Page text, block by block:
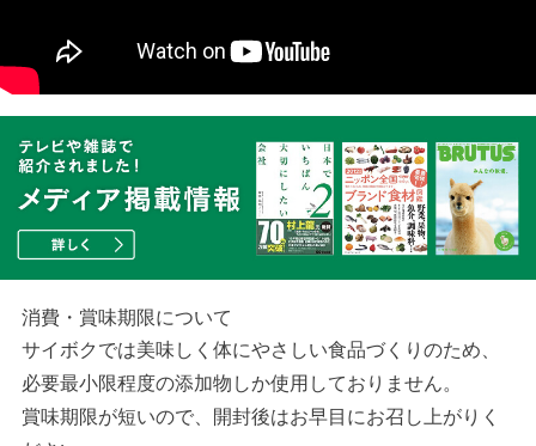
消費・賞味期限について
サイボクでは美味しく体にやさしい食品づくりのため、
必要最小限程度の添加物しか使用しておりません。
賞味期限が短いので、開封後はお早目にお召し上がりく